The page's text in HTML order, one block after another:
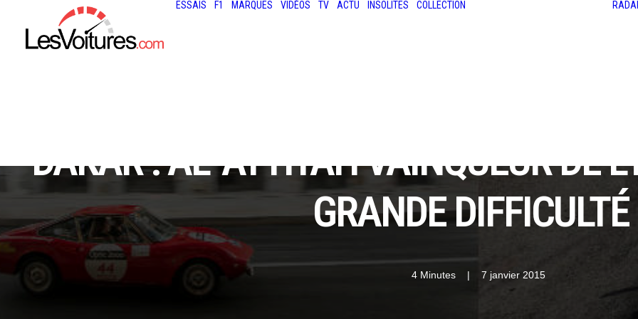
ESSAIS F1 MARQUES VIDÉOS TV ACTU INSOLITES COLLECTION
DAKAR : AL-ATTIYAH VAINQUEUR DE
GRANDE DIFFICULTÉ
4 Minutes | 7 janvier 2015